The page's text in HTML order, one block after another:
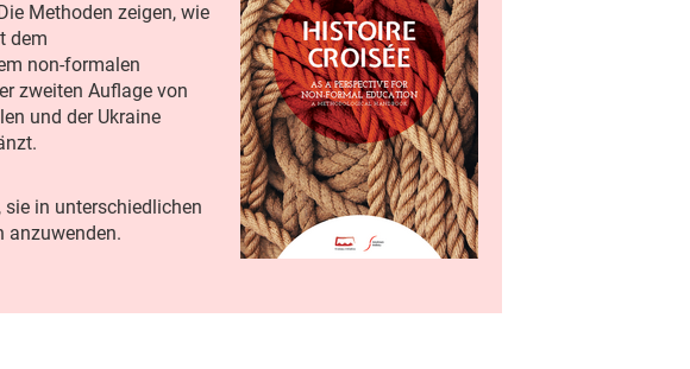
Methoden zeigen, wie
dem
non-formalen
zweiten Auflage von
und der Ukraine
in unterschiedlichen
anzuwenden.